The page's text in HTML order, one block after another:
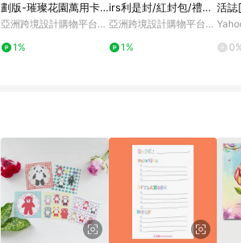
劃版-璀璨花園萬用卡-
手寫留白款-紫苑10入
亞洲跨境設計購物平台
1%
irs利是封/紅封包/禮封
(8個)
亞洲跨境設計購物平台
1%
活誌